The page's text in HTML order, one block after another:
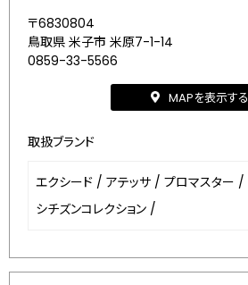
〒6830804
鳥取県 米子市 米原7-1-14
0859-33-5566
MAPを表示する
取扱ブランド
エクシード / アテッサ / プロマスター /
シチズンコレクション /